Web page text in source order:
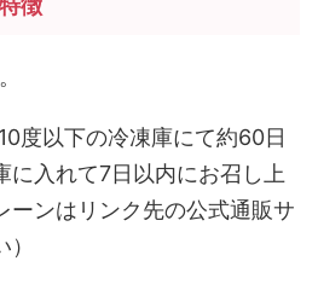
徴
度以下の冷凍庫にて約60日
に入れて7日以内にお召し上
ーンはリンク先の公式通販サ